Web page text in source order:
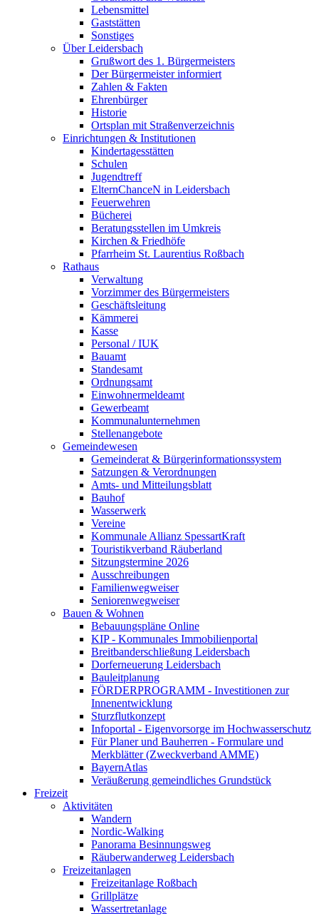
Lebensmittel
Gaststätten
Sonstiges
Über Leidersbach
Grußwort des 1. Bürgermeisters
Der Bürgermeister informiert
Zahlen & Fakten
Ehrenbürger
Historie
Ortsplan mit Straßenverzeichnis
Einrichtungen & Institutionen
Kindertagesstätten
Schulen
Jugendtreff
ElternChanceN in Leidersbach
Feuerwehren
Bücherei
Beratungsstellen im Umkreis
Kirchen & Friedhöfe
Pfarrheim St. Laurentius Roßbach
Rathaus
Verwaltung
Vorzimmer des Bürgermeisters
Geschäftsleitung
Kämmerei
Kasse
Personal / IUK
Bauamt
Standesamt
Ordnungsamt
Einwohnermeldeamt
Gewerbeamt
Kommunalunternehmen
Stellenangebote
Gemeindewesen
Gemeinderat & Bürgerinformationssystem
Satzungen & Verordnungen
Amts- und Mitteilungsblatt
Bauhof
Wasserwerk
Vereine
Kommunale Allianz SpessartKraft
Touristikverband Räuberland
Sitzungstermine 2026
Ausschreibungen
Familienwegweiser
Seniorenwegweiser
Bauen & Wohnen
Bebauungspläne Online
KIP - Kommunales Immobilienportal
Breitbanderschließung Leidersbach
Dorferneuerung Leidersbach
Bauleitplanung
FÖRDERPROGRAMM - Investitionen zur
Innenentwicklung
Sturzflutkonzept
Infoportal - Eigenvorsorge im Hochwasserschutz
Für Planer und Bauherren - Formulare und
Merkblätter (Zweckverband AMME)
BayernAtlas
Veräußerung gemeindliches Grundstück
Freizeit
Aktivitäten
Wandern
Nordic-Walking
Panorama Besinnungsweg
Räuberwanderweg Leidersbach
Freizeitanlagen
Freizeitanlage Roßbach
Grillplätze
Wassertretanlage